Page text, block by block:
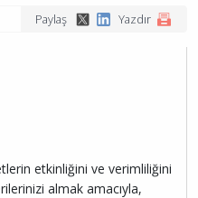
Paylaş Yazdır
etkinliğini ve verimliliğini
almak amacıyla,